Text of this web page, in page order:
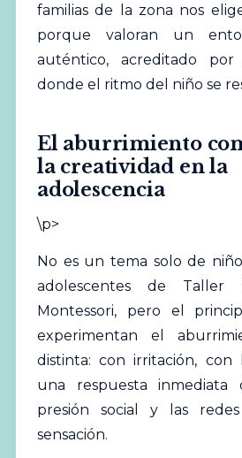
familias de la zona nos
porque valoran un
auténtico, acreditado por
donde el ritmo del niño se
El aburrimiento
la creatividad en la
adolescencia
\p>
No es un tema solo de
adolescentes de Taller
Montessori, pero el
experimentan el
distinta: con irritación, con
una respuesta inmediata
presión social y las
sensación.